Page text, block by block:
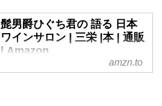
髭男爵ひぐち君の 語る 日本
ワインサロン | 三栄 |本 | 通販
| Amazon
amzn.to